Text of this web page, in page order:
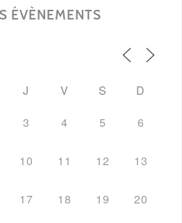
ÉVÈNEMENTS
J V S
D
3 4 5 6
10 11 12 13
17 18 19 20